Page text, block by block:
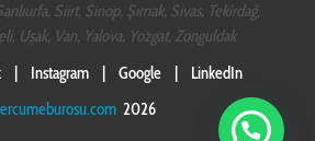
Siirt, Sinop, Şırnak, Sivas, Tekirdağ,
Uşak, Van, Yalova, Yozgat, Zonguldak
| Instagram| Google|
LinkedIn
2026